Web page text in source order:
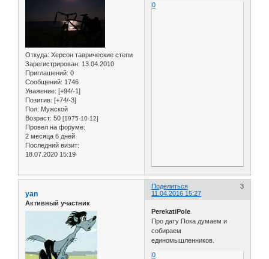
Откуда: Херсон таврические степи
Зарегистрирован: 13.04.2010
Приглашений: 0
Сообщений: 1746
Уважение: [+94/-1]
Позитив: [+74/-3]
Пол: Мужской
Возраст: 50 [1975-10-12]
Провел на форуме:
2 месяца 6 дней
Последний визит:
18.07.2020 15:19
0
Поделиться
3
11.04.2016 15:27
yan
Активный участник
PerekatiPole
Про дату Пока думаем и
собираем
единомышленников.
0